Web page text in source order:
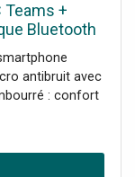
Teams +
Bluetooth
d'ANC
antibruit avec
: confort
USB-C/A :
charge : accès
Teams